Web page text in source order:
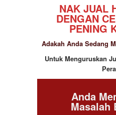
NAK JUAL
DENGAN
PENING
Adakah Anda Sedang
Untuk Menguruskan
Anda
Masalah